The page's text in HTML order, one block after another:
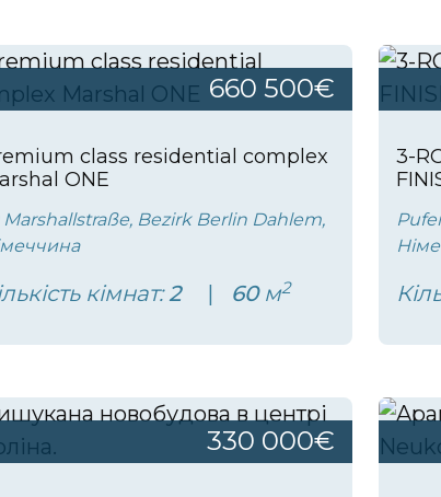
660 500€
class residential complex
ONE
Marshallstraße, Bezirk Berlin Dahlem,
кімнат:2 60м2
3-
330 000€